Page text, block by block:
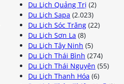
Du Lịch Quảng Trị (2)
Du Lịch Sapa (2.023)
Du Lịch Sóc Trăng (22)
Du Lịch Sơn La (8)
Du Lịch Tây Ninh (5)
Du Lịch Thái Bình (274)
Du Lịch Thái Nguyên (55)
Du Lịch Thanh Hóa (6)